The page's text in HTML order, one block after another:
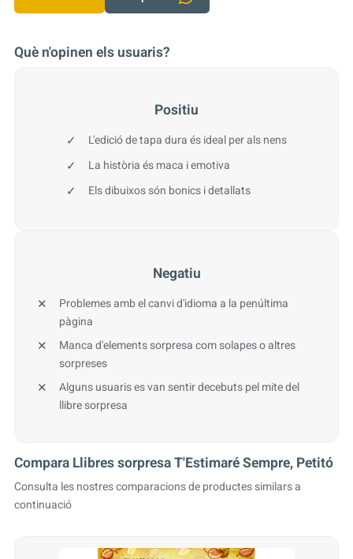
Què n'opinen els usuaris?
Positiu
L'edició de tapa dura és ideal per als nens
La història és maca i emotiva
Els dibuixos són bonics i detallats
Negatiu
Problemes amb el canvi d'idioma a la penúltima
pàgina
Manca d'elements sorpresa com solapes o altres
sorpreses
Alguns usuaris es van sentir decebuts pel mite del
llibre sorpresa
Compara Llibres sorpresa T'Estimaré Sempre, Petitó
Consulta les nostres comparacions de productes similars a
continuació